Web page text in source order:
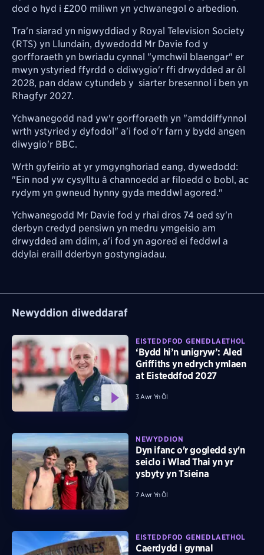
dod o hyd i £200 miliwn yn ychwanegol o arbedion.
Tra'n siarad yn nigwyddiad y Royal Television Society
(RTS) yn Llundain, dywedodd Mr Davie fod y
gorfforaeth yn bwriadu cynnal "ymchwil blaengar" er
mwyn ystyried ffyrdd o ddiwygio'r ffi drwydded ar ôl
2028, pan ddaw cytundeb y siarter bresennol i ben yn
Rhagfyr 2027.
Ychwanegodd nad yw'r gorfforaeth yn "amddiffynnol
wrth ystyried y dyfodol" a'i fod o'r farn y bydd angen
diwygio'r BBC.
Wrth gyfeirio at yr ymgynghoriad eang, dywedodd:
"Ein nod yw cysylltu â channoedd ar filoedd o bobl, ac
rydym yn gwneud hynny gyda meddwl agored."
Ychwanegodd Mr Davie fod y rhai dros 74 oed sy'n
derbyn credyd pensiwn yn medru ymgeisio am
drwydded am ddim, a'i fod yn agored ei feddwl a
ddylai eraill dderbyn gostyngiadau.
Newyddion diweddaraf
EISTEDDFOD GENEDLAETHOL
‘Bydd hi’n unigryw’: Aled
Griffiths yn edrych ymlaen
at Eisteddfod 2027
3 Awr Yn Ôl
NEWYDDION
Dyn ifanc o'r gogledd sy'n
seiclo i Wlad Thai yn yr
ysbyty yn Tsieina
7 Awr Yn Ôl
EISTEDDFOD GENEDLAETHOL
Caerdydd i gynnal